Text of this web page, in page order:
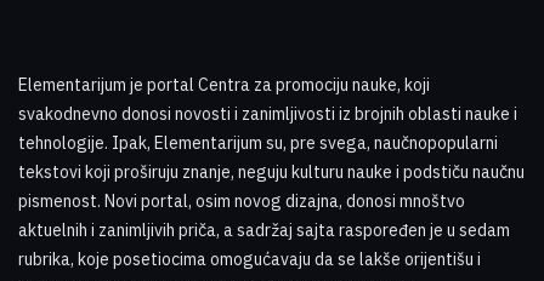
Elementarijum je portal Centra za promociju nauke, koji
svakodnevno donosi novosti i zanimljivosti iz brojnih oblasti nauke i
tehnologije. Ipak, Elementarijum su, pre svega, naučnopopularni
tekstovi koji proširuju znanje, neguju kulturu nauke i podstiču naučnu
pismenost. Novi portal, osim novog dizajna, donosi mnoštvo
aktuelnih i zanimljivih priča, a sadržaj sajta raspoređen je u sedam
rubrika, koje posetiocima omogućavaju da se lakše orijentišu i